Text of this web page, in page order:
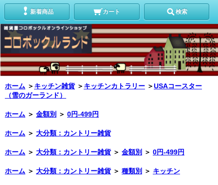
新着商品 カート 検索
ホーム ＞ キッチン雑貨 ＞ キッチンカトラリー ＞USAコースター
（雪のガーランド）
ホーム ＞ 金額別 ＞ 0円-499円
ホーム ＞ 大分類：カントリー雑貨
ホーム ＞ 大分類：カントリー雑貨 ＞ 金額別 ＞ 0円-499円
ホーム ＞ 大分類：カントリー雑貨 ＞ 種類別 ＞ キッチン